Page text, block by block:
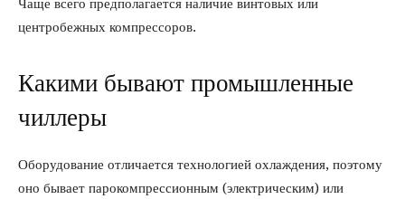
Чаще всего предполагается наличие винтовых или
центробежных компрессоров.
Какими бывают промышленные
чиллеры
Оборудование отличается технологией охлаждения, поэтому
оно бывает парокомпрессионным (электрическим) или